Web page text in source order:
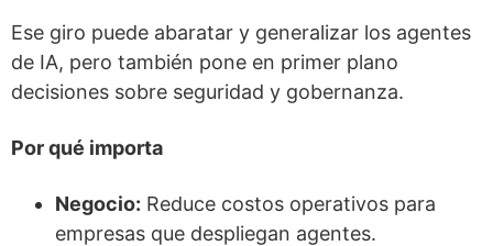
Ese giro puede abaratar y generalizar los agentes
de IA, pero también pone en primer plano
decisiones sobre seguridad y gobernanza.
Por qué importa
Negocio: Reduce costos operativos para
empresas que despliegan agentes.